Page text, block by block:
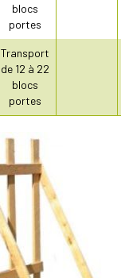
blocs
portes
Transport
de 12 à 22
blocs
portes